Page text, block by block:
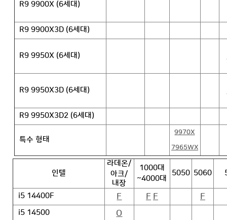
R9 9900X (6세대)
R9 9900X3D (6세대)
R9 9950X (6세대)
R9 9950X3D (6세대)
R9 9950X3D2 (6세대)
특수 형태
9970X
7965WX
인텔
라데온/
아크/
내장
1000대
~4000대
5050 5060
i5 14400F F F F F
i5 14500 O